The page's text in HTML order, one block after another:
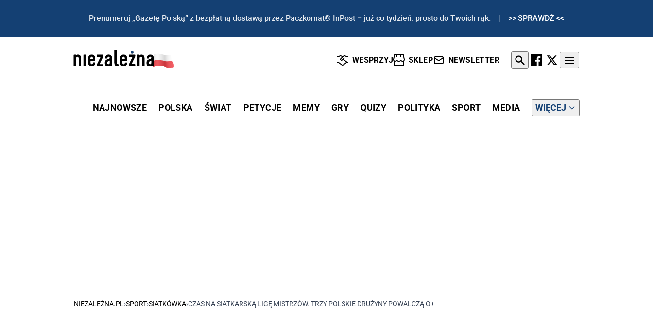
Prenumeruj „Gazetę Polską” z bezpłatną dostawą przez Paczkomat® InPost – już co tydzień, prosto do Twoich rąk. | >> SPRAWDŹ <<
WESPRZYJ SKLEP NEWSLETTER
NAJNOWSZE POLSKA ŚWIAT PETYCJE MEMY GRY QUIZY POLITYKA SPORT MEDIA WIĘCEJ
NIEZALEŻNA.PL ›SPORT›SIATKÓWKA›CZAS NA SIATKARSKĄ LIGĘ MISTRZÓW. TRZY POLSKIE DRUŻYNY POWALCZĄ O CENNE TROFEUM